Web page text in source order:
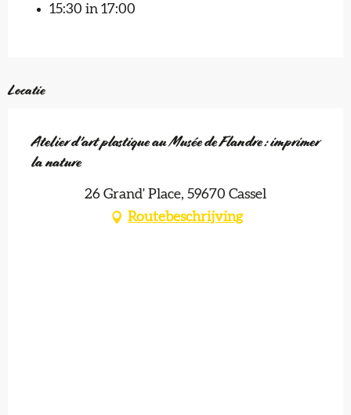
15:30 in 17:00
Locatie
Atelier d'art plastique au Musée de Flandre : imprimer
la nature
26 Grand' Place, 59670 Cassel
Routebeschrijving